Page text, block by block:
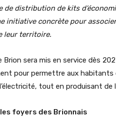
de distribution de kits
initiative concrète pour
leur territoire.
Brion sera mis en service dès
pour permettre aux habitants
tout en produisant de
foyers des Brionnais